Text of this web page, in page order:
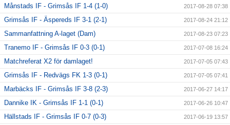
Månstads IF - Grimsås IF 1-4 (1-0) 2017-08-28 07:38
Grimsås IF - Äspereds IF 3-1 (2-1) 2017-08-24 21:12
Sammanfattning A-laget (Dam) 2017-08-23 07:23
Tranemo IF - Grimsås IF 0-3 (0-1) 2017-07-08 16:24
Matchreferat X2 för damlaget! 2017-07-05 07:43
Grimsås IF - Redvägs FK 1-3 (0-1) 2017-07-05 07:41
Marbäcks IF - Grimsås IF 3-8 (2-3) 2017-06-27 14:17
Dannike IK - Grimsås IF 1-1 (0-1) 2017-06-26 10:47
Hällstads IF - Grimsås IF 0-7 (0-3) 2017-06-19 13:57